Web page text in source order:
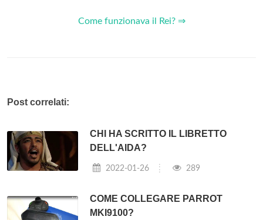
Come funzionava il Rei? ⇒
Post correlati:
CHI HA SCRITTO IL LIBRETTO
DELL'AIDA?
2022-01-26 289
COME COLLEGARE PARROT
MKI9100?